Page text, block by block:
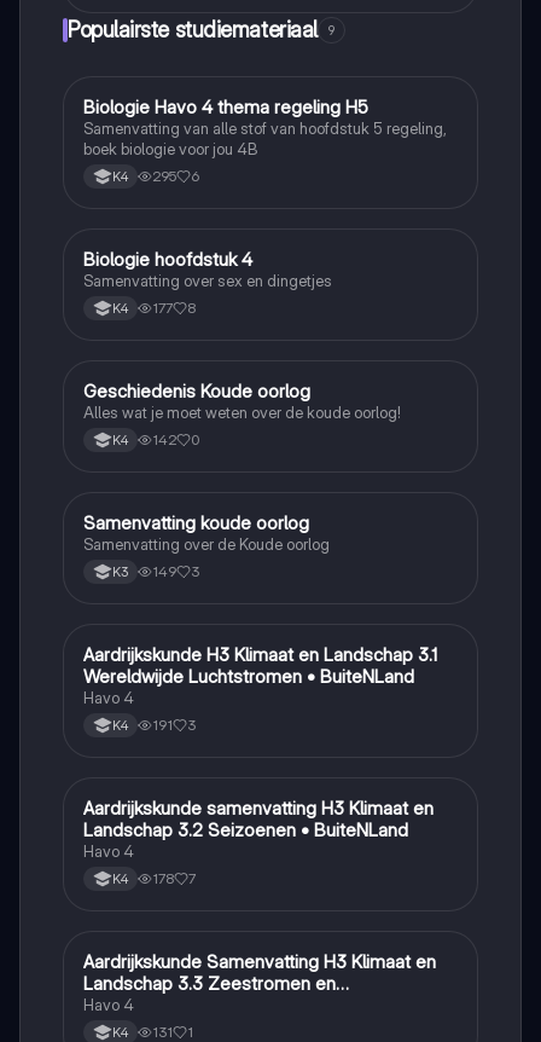
Populairste studiemateriaal 9
Biologie
Biologie Havo 4 thema regeling H5
Samenvatting van alle stof van hoofdstuk 5 regeling,
boek biologie voor jou 4B
K4 295 6
Biologie
Biologie hoofdstuk 4
Samenvatting over sex en dingetjes
K4 177 8
Geschiedenis
Geschiedenis Koude oorlog
Alles wat je moet weten over de koude oorlog!
K4 142 0
Geschiedenis
Samenvatting koude oorlog
Samenvatting over de Koude oorlog
K3 149 3
Aardrijkskunde
Aardrijkskunde H3 Klimaat en Landschap 3.1
Wereldwijde Luchtstromen • BuiteNLand
Havo 4
K4 191 3
Aardrijkskunde
Aardrijkskunde samenvatting H3 Klimaat en
Landschap 3.2 Seizoenen • BuiteNLand
Havo 4
K4 178 7
Aardrijkskunde
Aardrijkskunde Samenvatting H3 Klimaat en
Landschap 3.3 Zeestromen en
Klimaatgebieden • BuiteNLand
Havo 4
K4 131 1